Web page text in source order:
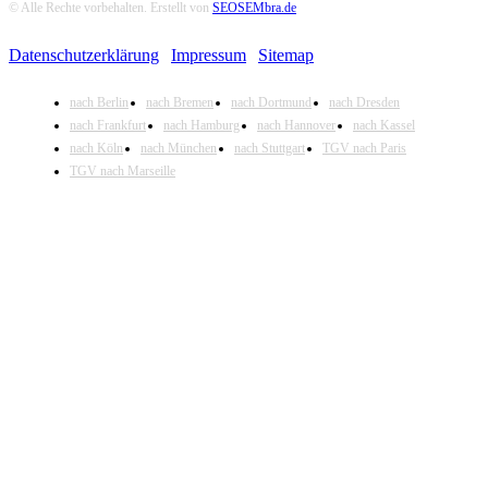
© Alle Rechte vorbehalten. Erstellt von SEOSEMbra.de
Datenschutzerklärung Impressum Sitemap
nach Berlin nach Bremen nach Dortmund
nach Dresden
nach Frankfurt
nach Hamburg nach Hannover
nach Kassel
nach Köln
nach München nach Stuttgart
TGV nach Paris
TGV nach Marseille